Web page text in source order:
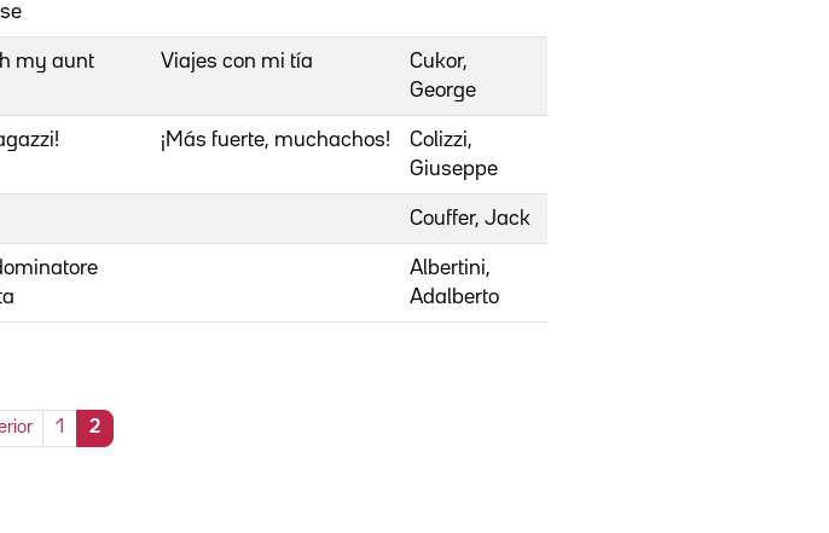
my aunt Viajes con mi tía
Cukor,
George
¡Más fuerte, muchachos!
Colizzi,
Giuseppe
Couffer, Jack
Albertini,
Adalberto
1 2